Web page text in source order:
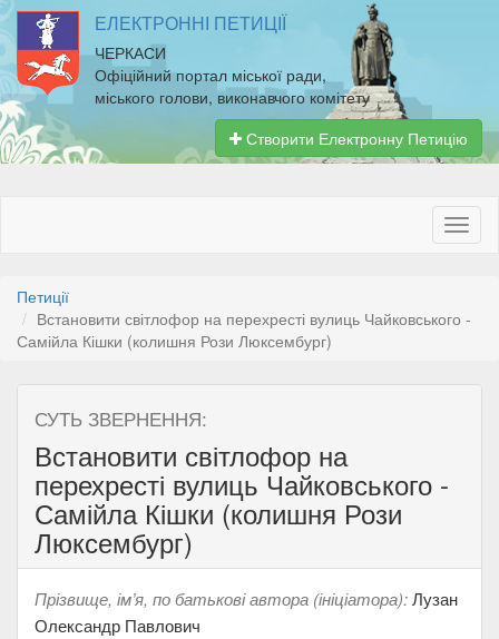
ЕЛЕКТРОННІ ПЕТИЦІЇ
ЧЕРКАСИ
Офіційний портал міської ради,
міського голови, виконавчого комітету
Створити Електронну Петицію
Петиції
Встановити світлофор на перехресті вулиць Чайковського -
Самійла Кішки (колишня Рози Люксембург)
СУТЬ ЗВЕРНЕННЯ:
Встановити світлофор на
перехресті вулиць Чайковського -
Самійла Кішки (колишня Рози
Люксембург)
Прізвище, ім’я, по батькові автора (ініціатора):Лузан
Олександр Павлович